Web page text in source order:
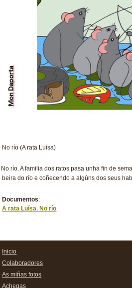
No río (A rata Luísa)
No río. A familia dos ratos pasa unha fin de
beira do río e coñecendo a algúns dos seus
Documentos:
A rata Luísa. No río
Inicio
Colaboradores
As miñas fotos
Achegas